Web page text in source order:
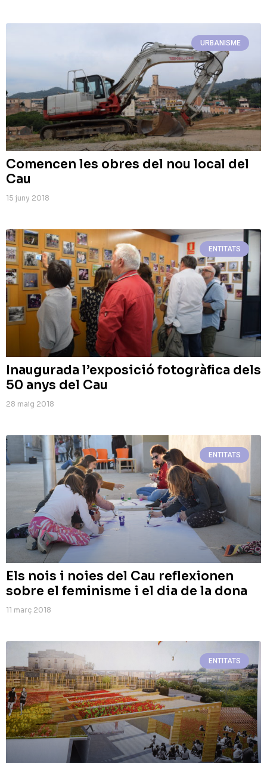
URBANISME
Comencen les obres del nou local del
Cau
15 juny 2018
ENTITATS
Inaugurada l’exposició fotogràfica dels
50 anys del Cau
28 maig 2018
ENTITATS
Els nois i noies del Cau reflexionen
sobre el feminisme i el dia de la dona
11 març 2018
ENTITATS